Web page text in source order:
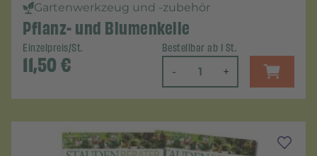
Gartenwerkzeug und -zubehör
Pflanz- und Blumenkelle
Einzelpreis/St.
11,50€
Bestellbar ab 1 St.
- +